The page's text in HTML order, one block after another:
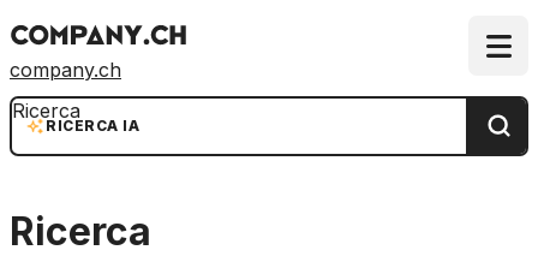
company.ch
RICERCA IA
Ricerca
Ricerca